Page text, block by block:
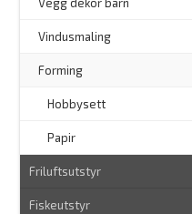
Vindusmaling
Forming
Hobbysett
Papir
Friluftsutstyr
Fiskeutstyr